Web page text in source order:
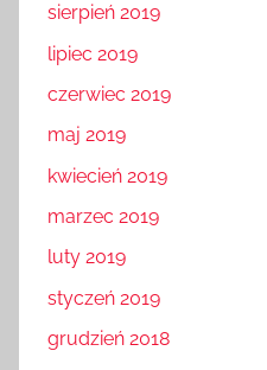
sierpień 2019
lipiec 2019
czerwiec 2019
maj 2019
kwiecień 2019
marzec 2019
luty 2019
styczeń 2019
grudzień 2018